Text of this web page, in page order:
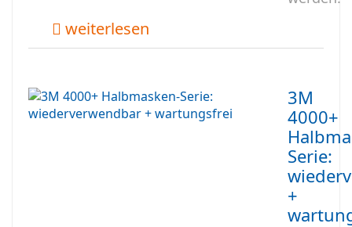
weiterlesen
3M
4000+
Serie:
+